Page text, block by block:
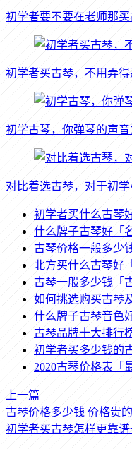
初学者要不要在老师那买
初学者买古琴，不用弄得
初学古琴，你弹琴的声音
对比着选古琴，对于初学
初学者买什么古琴
什么牌子古琴好「
古琴价格一般多少
北方买什么古琴好
古琴一般多少钱「
如何挑选购买古琴
什么牌子古琴音色
古琴品牌十大排行
初学者买多少钱的
2020古琴价格表「
上一篇
古琴价格多少钱 价格贵的
初学者买古琴怎样更靠谱